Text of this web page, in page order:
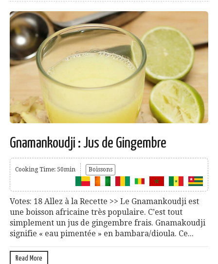
Gnamankoudji : Jus de Gingembre
Cooking Time: 50min Boissons
Votes: 18 Allez à la Recette >> Le Gnamankoudji est
une boisson africaine très populaire. C’est tout
simplement un jus de gingembre frais. Gnamakoudji
signifie « eau pimentée » en bambara/dioula. Ce...
Read More